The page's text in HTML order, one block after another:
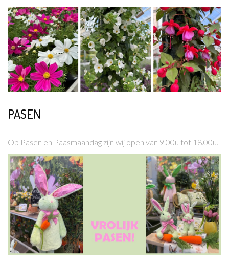
PASEN
Op Pasen en Paasmaandag zijn wij open van 9.00u tot 18.00u.